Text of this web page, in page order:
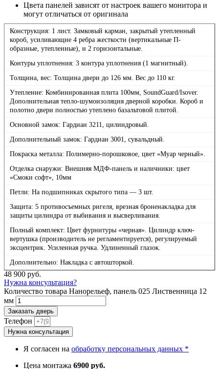
Цвета панелей зависят от настроек вашего монитора и
могут отличаться от оригинала
Конструкция: 1 лист. Замковый карман, закрытый утепленный
короб, усиливающие 4 ребра жесткости (вертикальные П-
образные, утепленные), и 2 горизонтальные.
Контуры уплотнения: 3 контура уплотнения (1 магнитный).
Толщина, вес: Толщина двери до 126 мм. Вес до 110 кг.
Утепление: Комбинированная плита 100мм, SoundGuard/Isover.
Дополнительная тепло-шумоизоляция дверной коробки. Короб и
полотно двери полностью утеплено базальтовой плитой.
Основной замок: Гардиан 3211, цилиндровый.
Дополнительный замок: Гардиан 3001, сувальдный.
Покраска металла: Полимерно-порошковое, цвет «Муар черный».
Отделка снаружи: Внешняя МДФ-панель и наличники: цвет
«Смоки софт», 10мм
Петли: На подшипниках скрытого типа — 3 шт.
Защита: 5 противосъемных ригеля, врезная броненакладка для
защиты цилиндра от выбивания и высверливания.
Полный комплект: Цвет фурнитуры «черная». Цилиндр ключ-
вертушка (производитель не регламентируется), регулируемый
эксцентрик. Усиленная ручка. Удлиненный глазок.
Дополнительно: Накладка с автошторкой.
48 900 руб.
Нужна консультация?
Количество товара Нанорельеф, панель 025 Лиственница 12
мм
Заказать дверь
Телефон
Нужна консультация
Я согласен на обработку персональных данных *
Цена монтажа 6900 руб.